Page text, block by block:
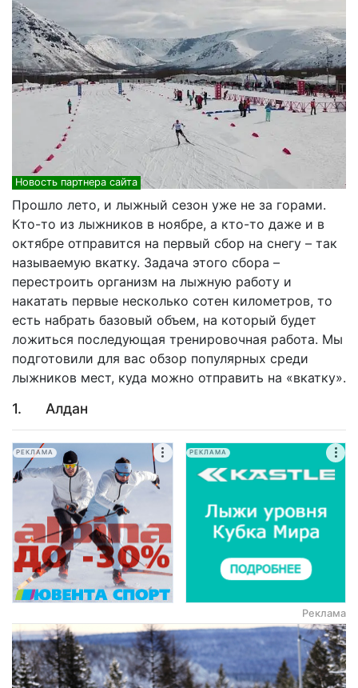
Новость партнера сайта
Прошло лето, и лыжный сезон уже не за горами.
Кто-то из лыжников в ноябре, а кто-то даже и в
октябре отправится на первый сбор на снегу – так
называемую вкатку. Задача этого сбора –
перестроить организм на лыжную работу и
накатать первые несколько сотен километров, то
есть набрать базовый объем, на который будет
ложиться последующая тренировочная работа. Мы
подготовили для вас обзор популярных среди
лыжников мест, куда можно отправить на «вкатку».
1. Алдан
РЕКЛАМА РЕКЛАМА
Реклама